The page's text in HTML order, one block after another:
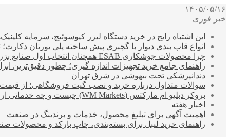
۱۴۰۵/۰۵/۱۶
خبر فوری
این اشتباه رایج در خرید دستگاه لیزر کیوسوئیچ، سرمایه
انواع قاب بندی دیوار با گچبری پیش ساخته پلی یورتان
چرا محصولات جوشکاری ESAB همچنان انتخاب اول صنایع بزرگ هستند؟
راهنمای جامع خرید تجهیزات اندازه گیری؛ چطور دقیق‌ترین
دندانپزشکی تحت بیهوشی در شرق تهران
سوالات متداول درباره خرید و نصب گیت فروشگاهی؛ از
بروکر دبلیو ام مارکتس (WM Markets) چیست و چه خدماتی ارائه می‌دهد؟
اخبار هفته
اهمیت آگهی برای تبلیغ محصول، خدمات و برندینگ در صنعت
راهنمای خرید لیبل برای بسته‌بندی، چاپ بارکد و محصولات